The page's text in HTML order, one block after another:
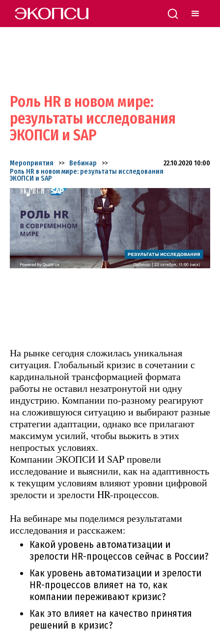
Роль HR в новом мире:
результаты исследования
ЭКОПСИ и SAP
22.10.2020 10:00
Мероприятия >> Вебинар
>>
Роль HR в новом мире: результаты исследования
ЭКОПСИ и SAP
На рынке сегодня сложилась уникальная
ситуация. Глобальный кризис в сочетании с
кардинальной трансформацией формата
работы не оставил незатронутой ни одну
индустрию. Компании по-разному реагируют
на сложившуюся ситуацию и выбирают разные
стратегии адаптации, однако все прилагают
максимум усилий, чтобы выжить в этих
непростых условиях.
Компании ЭКОПСИ И SAP провели
исследование и выяснили, как на адаптивность
к текущим условиям влияют уровни цифровой
зрелости и зрелости HR-процессов.
На вебинаре мы поделимся результатами
исследования и расскажем:
Какой уровень автоматизации и
зрелости HR-процессов сейчас в России?
Как уровень автоматизации и зрелости
HR-процессов влияет на то, как
компании переживают кризис?
Как это влияет на качество принятия
решений в кризис?